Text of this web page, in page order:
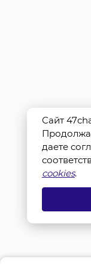
Сайт
даете
cookies.